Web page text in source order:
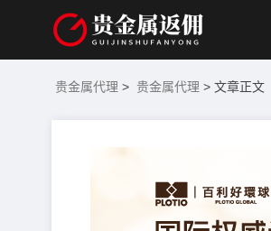
贵金属代理 > 贵金属代理 > 文章正文